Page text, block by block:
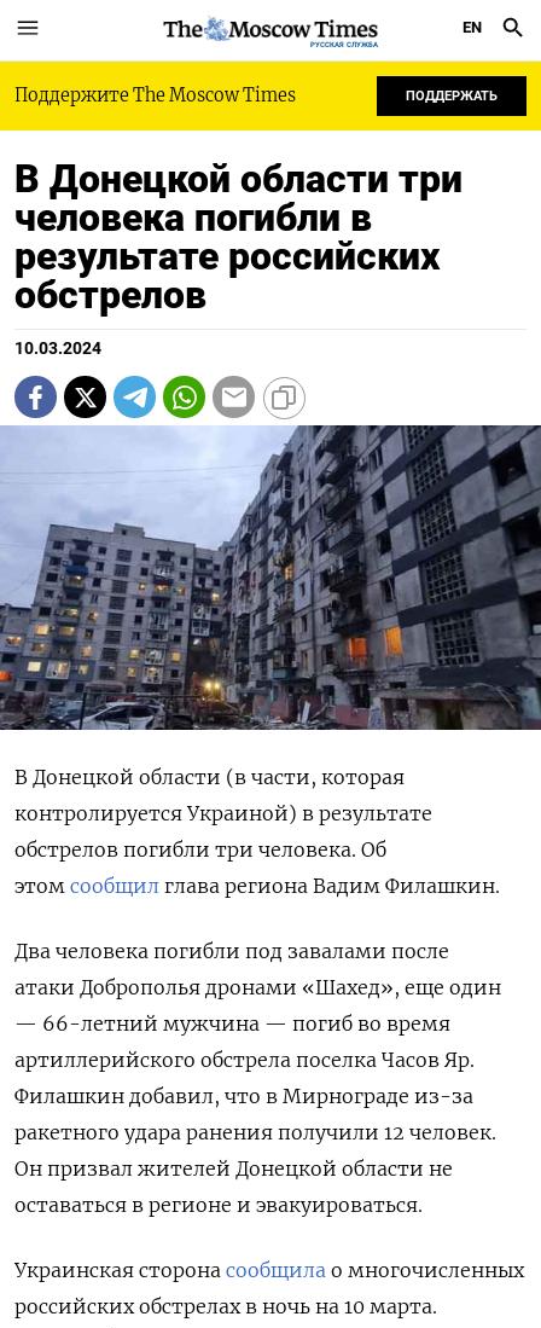
РУССКАЯ СЛУЖБА
EN
Поддержите The Moscow Times ПОДДЕРЖАТЬ
В Донецкой области три
человека погибли в
результате российских
обстрелов
10.03.2024
В Донецкой области (в части, которая
контролируется Украиной) в результате
обстрелов погибли три человека. Об
этом сообщил глава региона Вадим Филашкин.
Два человека погибли под завалами после
атаки Доброполья дронами «Шахед», еще один
— 66-летний мужчина — погиб во время
артиллерийского обстрела поселка Часов Яр.
Филашкин добавил, что в Мирнограде из-за
ракетного удара ранения получили 12 человек.
Он призвал жителей Донецкой области не
оставаться в регионе и эвакуироваться.
Украинская сторона сообщила о многочисленных
российских обстрелах в ночь на 10 марта.